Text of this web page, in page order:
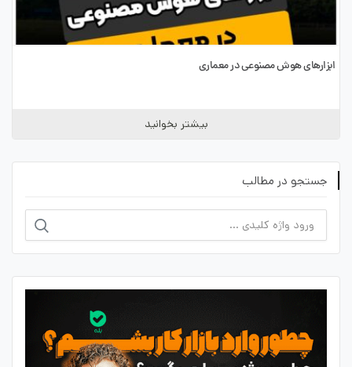
ابزارهای هوش مصنوعی در معماری
بیشتر بخوانید
جستجو در مطالب